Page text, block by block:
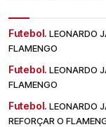
Futebol. LEONARDO
FLAMENGO
Futebol. LEONARDO
FLAMENGO
Futebol. LEONARDO
REFORÇAR O